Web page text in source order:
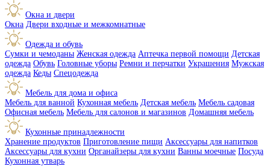
Окна и двери
Окна Двери входные и межкомнатные
Одежда и обувь
Сумки и чемоданы Женская одежда Аптечка первой помощи Детская
одежда Обувь Головные уборы Ремни и перчатки Украшения Мужская
одежда Кеды Спецодежда
Мебель для дома и офиса
Мебель для ванной Кухонная мебель Детская мебель Мебель садовая
Офисная мебель Мебель для салонов и магазинов Домашняя мебель
Кухонные принадлежности
Хранение продуктов Приготовление пищи Аксессуары для напитков
Аксессуары для кухни Органайзеры для кухни Ванны моечные Посуда
Кухонная утварь